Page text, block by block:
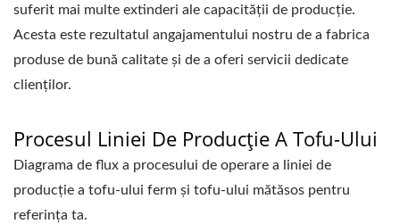
suferit mai multe extinderi ale capacității de producție.
Acesta este rezultatul angajamentului nostru de a fabrica
produse de bună calitate și de a oferi servicii dedicate
clienților.
Procesul Liniei De Producție A Tofu-Ului
Diagrama de flux a procesului de operare a liniei de
producție a tofu-ului ferm și tofu-ului mătăsos pentru
referința ta.